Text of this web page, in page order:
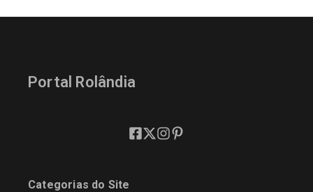
Portal Rolândia
Categorias do Site